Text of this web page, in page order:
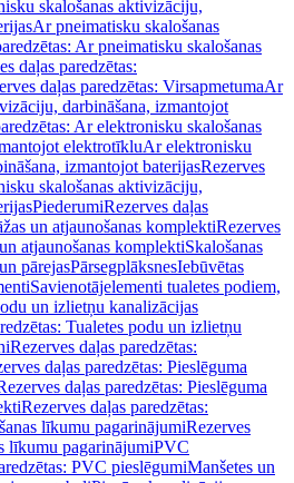
skalošanas aktivizāciju,
Ar pneimatisku skalošanas
Ar pneimatisku skalošanas
daļas paredzētas:
daļas paredzētas: VirsapmetumaAr
darbināšana, izmantojot
Ar elektronisku skalošanas
elektrotīkluAr elektronisku
izmantojot baterijasRezerves
skalošanas aktivizāciju,
PiederumiRezerves daļas
un atjaunošanas komplektiRezerves
atjaunošanas komplektiSkalošanas
pārejasPārsegplāksnesIebūvētas
Savienotājelementi tualetes podiem,
un izlietņu kanalizācijas
Tualetes podu un izlietņu
Rezerves daļas paredzētas:
daļas paredzētas: Pieslēguma
daļas paredzētas: Pieslēguma
Rezerves daļas paredzētas:
līkumu pagarinājumiRezerves
līkumu pagarinājumiPVC
PVC pieslēgumiManšetes un